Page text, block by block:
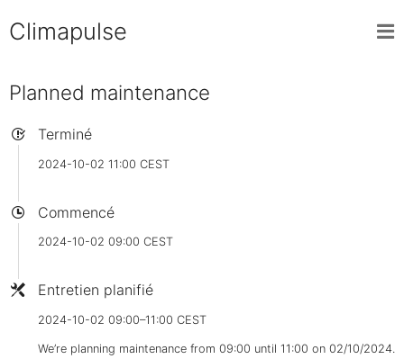
Climapulse
Planned maintenance
Terminé
2024-10-02 11:00 CEST
Commencé
2024-10-02 09:00 CEST
Entretien planifié
2024-10-02 09:00–11:00 CEST
We’re planning maintenance from 09:00 until 11:00 on 02/10/2024.